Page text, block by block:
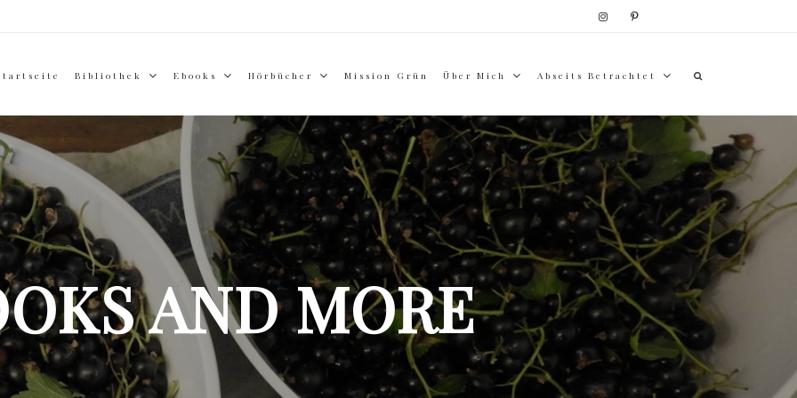
Bibliothek Ebooks Hörbücher Mission Grün Über Mich Abseits Betrachtet
AND MORE